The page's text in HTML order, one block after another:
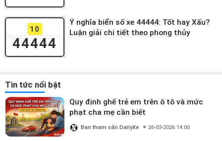
10
44444
Ý nghĩa biển số xe 44444: Tốt hay Xấu?
Luận giải chi tiết theo phong thủy
Tin tức nổi bật
Quy định ghế trẻ em trên ô tô và mức
phạt cha mẹ cần biết
Ban tham vấn DailyXe 26-03-2026 14:00